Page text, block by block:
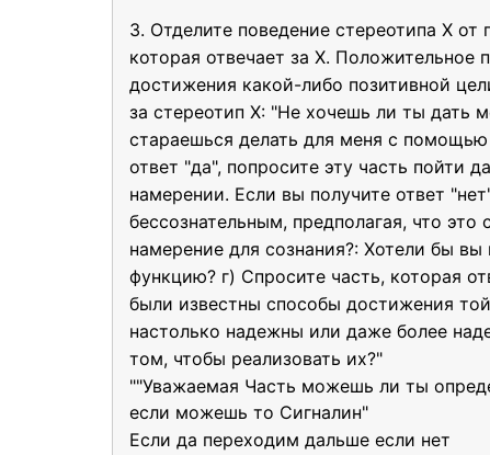
3. Отделите поведение стереотипа Х от
которая отвечает за X. Положительное
достижения какой-либо позитивной
за стереотип X: "Не хочешь ли ты дать
стараешься делать для меня с
ответ "да", попросите эту часть пойти
намерении. Если вы получите ответ
бессознательным, предполагая, что
намерение для сознания?: Хотели бы
функцию? г) Спросите часть, которая
были известны способы достижения
настолько надежны или даже более
том, чтобы реализовать их?"
""Уважаемая Часть можешь ли ты
если можешь то Сигналин"
Если да переходим дальше если нет